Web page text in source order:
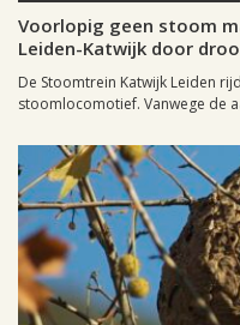
Voorlopig geen stoom
Leiden-Katwijk door
De Stoomtrein Katwijk Leiden
stoomlocomotief. Vanwege de